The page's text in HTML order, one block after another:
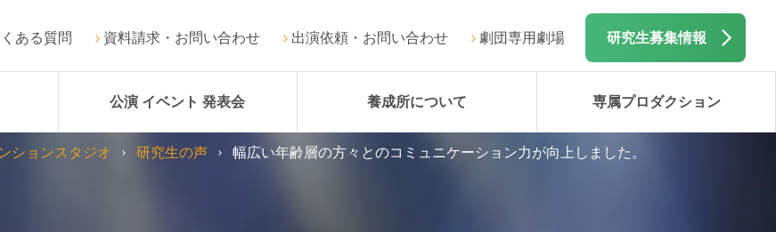
ある質問 資料請求・お問い合わせ 出演依頼・お問い合わせ 劇団専用劇場 研究生募集情報
公演 イベント 発表会 養成所について 専属プロダクション
ションスタジオ 研究生の声 幅広い年齢層の方々とのコミュニケーション力が向上しました。